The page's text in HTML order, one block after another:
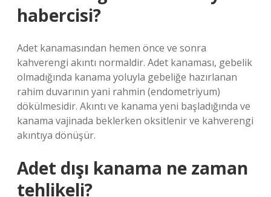
habercisi?
Adet kanamasından hemen önce ve sonra
kahverengi akıntı normaldir. Adet kanaması, gebelik
olmadığında kanama yoluyla gebeliğe hazırlanan
rahim duvarının yani rahmin (endometriyum)
dökülmesidir. Akıntı ve kanama yeni başladığında ve
kanama vajinada beklerken oksitlenir ve kahverengi
akıntıya dönüşür.
Adet dışı kanama ne zaman
tehlikeli?